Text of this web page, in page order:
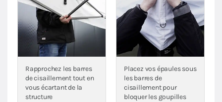
Rapprochez les barres
de cisaillement tout en
vous écartant de la
structure
Placez vos épaules sous
les barres de
cisaillement pour
bloquer les goupilles